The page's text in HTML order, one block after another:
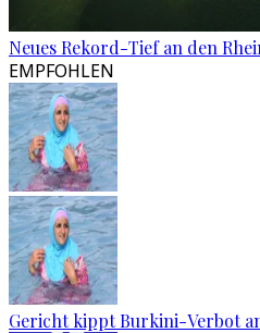
Neues Rekord-Tief an den
EMPFOHLEN
Gericht kippt Burkini-Verbot